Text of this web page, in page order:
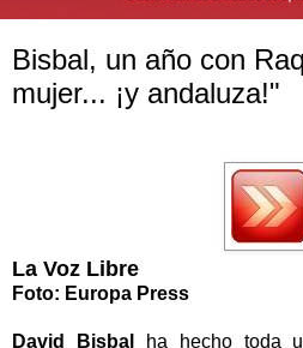
Bisbal, un año con
mujer... ¡y andaluza!"
La Voz Libre
Foto: Europa Press
David Bisbal
ha hecho toda